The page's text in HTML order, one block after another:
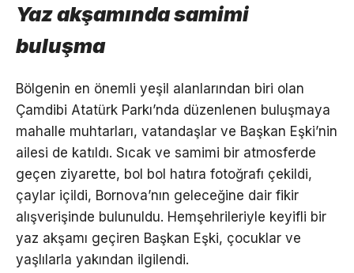
Yaz akşamında samimi
buluşma
Bölgenin en önemli yeşil alanlarından biri olan
Çamdibi Atatürk Parkı’nda düzenlenen buluşmaya
mahalle muhtarları, vatandaşlar ve Başkan Eşki’nin
ailesi de katıldı. Sıcak ve samimi bir atmosferde
geçen ziyarette, bol bol hatıra fotoğrafı çekildi,
çaylar içildi, Bornova’nın geleceğine dair fikir
alışverişinde bulunuldu. Hemşehrileriyle keyifli bir
yaz akşamı geçiren Başkan Eşki, çocuklar ve
yaşlılarla yakından ilgilendi.